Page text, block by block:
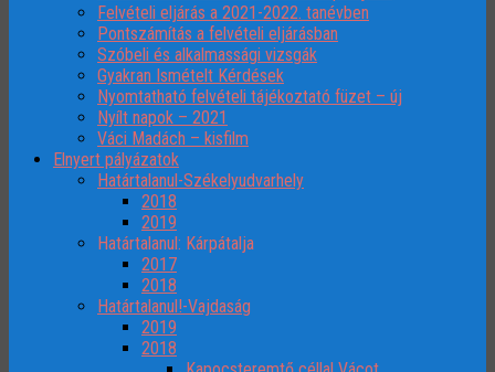
Felvételi eljárás a 2021-2022. tanévben
Pontszámítás a felvételi eljárásban
Szóbeli és alkalmassági vizsgák
Gyakran Ismételt Kérdések
Nyomtatható felvételi tájékoztató füzet – új
Nyílt napok – 2021
Váci Madách – kisfilm
Elnyert pályázatok
Határtalanul-Székelyudvarhely
2018
2019
Határtalanul: Kárpátalja
2017
2018
Határtalanul!-Vajdaság
2019
2018